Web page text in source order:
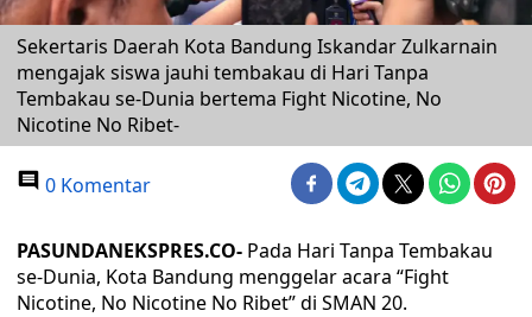
Sekertaris Daerah Kota Bandung Iskandar Zulkarnain
mengajak siswa jauhi tembakau di Hari Tanpa
Tembakau se-Dunia bertema Fight Nicotine, No
Nicotine No Ribet-
0 Komentar
PASUNDANEKSPRES.CO- Pada Hari Tanpa Tembakau
se-Dunia, Kota Bandung menggelar acara “Fight
Nicotine, No Nicotine No Ribet” di SMAN 20.